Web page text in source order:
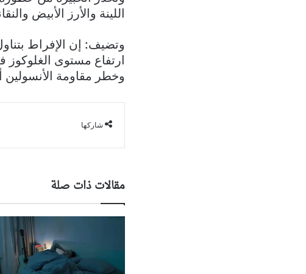
اللينة والأرز الأبيض
وتضيف: إن الإفراط
ارتفاع مستوى الغلوكوز
وخطر مقاومة
شاركها
مقالات ذات صلة